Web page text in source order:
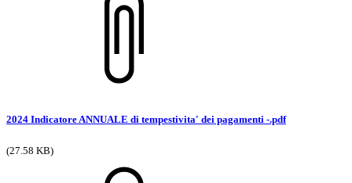
2024 Indicatore ANNUALE di tempestivita' dei pagamenti -.pdf
(27.58 KB)